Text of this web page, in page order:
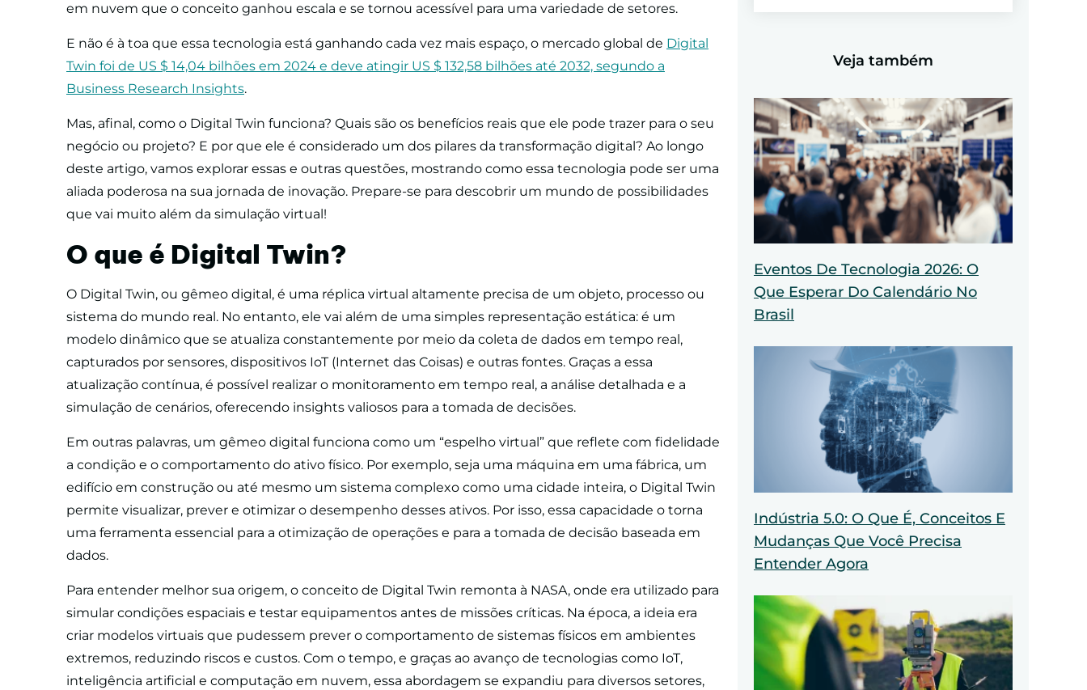
em nuvem que o conceito ganhou escala e se tornou acessível para uma variedade de setores.
E não é à toa que essa tecnologia está ganhando cada vez mais espaço, o mercado global de Digital
Twin foi de US $ 14,04 bilhões em 2024 e deve atingir US $ 132,58 bilhões até 2032, segundo a
Business Research Insights.
Mas, afinal, como o Digital Twin funciona? Quais são os benefícios reais que ele pode trazer para o seu
negócio ou projeto? E por que ele é considerado um dos pilares da transformação digital? Ao longo
deste artigo, vamos explorar essas e outras questões, mostrando como essa tecnologia pode ser uma
aliada poderosa na sua jornada de inovação. Prepare-se para descobrir um mundo de possibilidades
que vai muito além da simulação virtual!
O que é Digital Twin?
O Digital Twin, ou gêmeo digital, é uma réplica virtual altamente precisa de um objeto, processo ou
sistema do mundo real. No entanto, ele vai além de uma simples representação estática: é um
modelo dinâmico que se atualiza constantemente por meio da coleta de dados em tempo real,
capturados por sensores, dispositivos IoT (Internet das Coisas) e outras fontes. Graças a essa
atualização contínua, é possível realizar o monitoramento em tempo real, a análise detalhada e a
simulação de cenários, oferecendo insights valiosos para a tomada de decisões.
Em outras palavras, um gêmeo digital funciona como um “espelho virtual” que reflete com fidelidade
a condição e o comportamento do ativo físico. Por exemplo, seja uma máquina em uma fábrica, um
edifício em construção ou até mesmo um sistema complexo como uma cidade inteira, o Digital Twin
permite visualizar, prever e otimizar o desempenho desses ativos. Por isso, essa capacidade o torna
uma ferramenta essencial para a otimização de operações e para a tomada de decisão baseada em
dados.
Para entender melhor sua origem, o conceito de Digital Twin remonta à NASA, onde era utilizado para
simular condições espaciais e testar equipamentos antes de missões críticas. Na época, a ideia era
criar modelos virtuais que pudessem prever o comportamento de sistemas físicos em ambientes
extremos, reduzindo riscos e custos. Com o tempo, e graças ao avanço de tecnologias como IoT,
inteligência artificial e computação em nuvem, essa abordagem se expandiu para diversos setores,
Veja também
Eventos De Tecnologia 2026: O
Que Esperar Do Calendário No
Brasil
Indústria 5.0: O Que É, Conceitos E
Mudanças Que Você Precisa
Entender Agora